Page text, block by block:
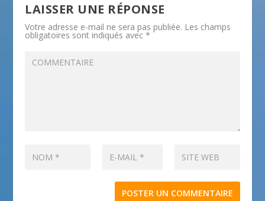
LAISSER UNE RÉPONSE
Votre adresse e-mail ne sera pas publiée. Les champs
obligatoires sont indiqués avec*